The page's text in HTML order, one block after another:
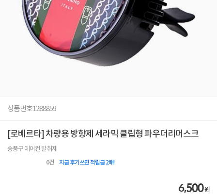
상품번호1288859
[로베르타] 차량용 방향제 세라믹 클립형 파우더리머스크
송풍구 에어컨 탈취제
0건 지금 후기쓰면 적립금 2배!
6,500원